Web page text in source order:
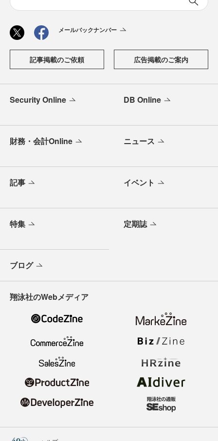
メールバックナンバー
記事掲載のご依頼 広告掲載のご案内
Security Online DB Online
財務・会計Online ニュース
記事 イベント
特集 定期誌
ブログ
翔泳社のWebメディア